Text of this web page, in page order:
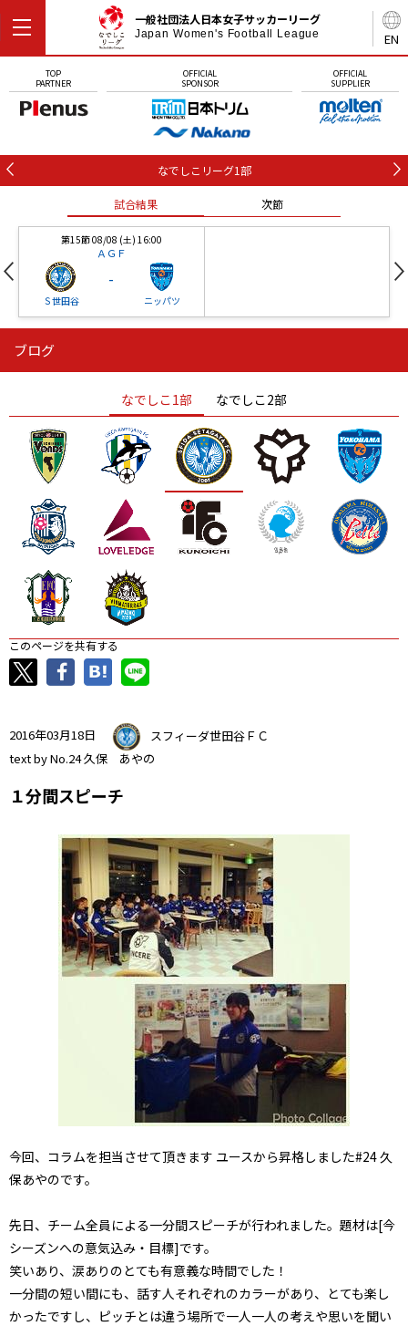
EN
一般社団法人日本女子サッカーリーグ
Japan Women's Football League
TOP
PARTNER
OFFICIAL
SPONSOR
OFFICIAL
SUPPLIER
なでしこリーグ1部
試合結果 次節
第15節 08/08 (土) 16:00
ＡＧＦ
Ｓ世田谷
-
ニッパツ
ニッパツ
ニッパツ 名古屋
石人の星
静岡 愛媛Ｌ
ブログ
なでしこ1部 なでしこ2部
このページを共有する
2016年03月18日
スフィーダ世田谷ＦＣ
text by No.24 久保 あやの
１分間スピーチ
今回、コラムを担当させて頂きます ユースから昇格しました#24 久
保あやのです。
先日、チーム全員による一分間スピーチが行われました。題材は[今
シーズンへの意気込み・目標]です。
笑いあり、涙ありのとても有意義な時間でした！
一分間の短い間にも、話す人それぞれのカラーがあり、とても楽し
かったですし、ピッチとは違う場所で一人一人の考えや思いを聞い